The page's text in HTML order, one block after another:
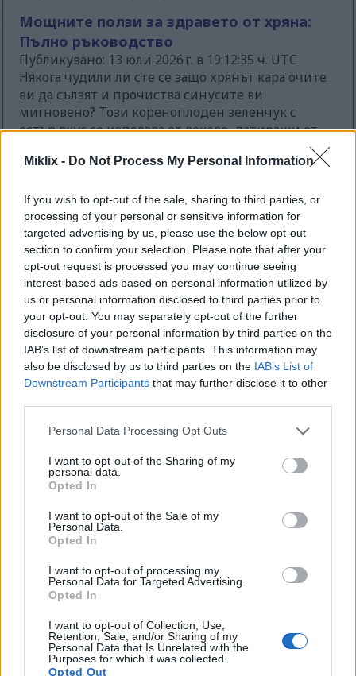
Miklix - Do Not Process My Personal Information
If you wish to opt-out of the sale, sharing to third parties, or
processing of your personal or sensitive information for
targeted advertising by us, please use the below opt-out
section to confirm your selection. Please note that after your
opt-out request is processed you may continue seeing
interest-based ads based on personal information utilized by
us or personal information disclosed to third parties prior to
your opt-out. You may separately opt-out of the further
disclosure of your personal information by third parties on the
IAB’s list of downstream participants. This information may
also be disclosed by us to third parties on the IAB’s List of
Downstream Participants that may further disclose it to other
Please note that this website/app uses one or more Google
not limited to your visit or usage behaviour. You may click to
grant or deny consent to Google and its third-party tags to
use your data for below specified purposes in below Google
consent section.
Personal Data Processing Opt Outs
I want to opt-out of the Sharing of my
personal data.
Opted In
I want to opt-out of the Sale of my
Personal Data.
Opted In
I want to opt-out of processing my
Personal Data for Targeted Advertising.
Opted In
I want to opt-out of Collection, Use,
Retention, Sale, and/or Sharing of my
Personal Data that Is Unrelated with the
Purposes for which it was collected.
Opted Out
Мощните ползи за здравето от хряна:
Пълно ръководство
Публикувано: 13 юли 2026 г. в 19:12:35 ч. UTC
Някога чудили ли сте се защо хрянът кара очите
ви да сълзят и прочиства синусите ви
мигновено? Този кореноплоден зеленчук с
остър вкус се използва от векове, датиращи от
подправка, но и като мощно лечебно растение.
Ръководство за ползите за здравето от
естрагон
Публикувано: 13 юли 2026 г. в 19:10:40 ч. UTC
Естрагонът е една от най-недооценените билки
в кухните по целия свят. Това ароматно
растение придава много повече от приятен вкус
на вашите ястия. Ползите за здравето от
естрагона се простират от подпомагане на
храносмилателната система до подпомагане на
регулирането на нивата на кръвната захар.
Прочетете повече...
Ръководство за ползите за здравето от
Публикувано: 13 юли 2026 г. в 19:08:50 ч. UTC
Пшеничната трева се утвърди като
емблематичен продукт в света на
здравословните храни. Тази млада трева от
пшеничното растение съдържа забележителна
хранителна стойност във всяко яркозелено
стръкче. Хора в Съединените щати откриват
това, което ентусиастите на уелнес знаят от
десетилетия.
Пълното ръководство за ползите за
здравето от зеления лук
Публикувано: 13 юли 2026 г. в 19:07:30 ч. UTC